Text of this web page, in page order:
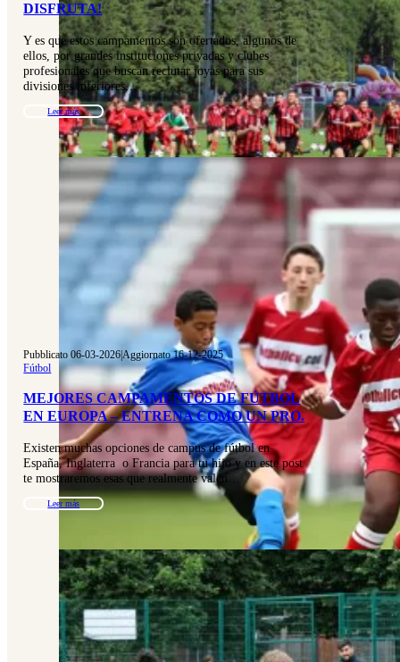
DISFRUTA!
Y es que estos campamentos son ofertados, algunos de
ellos, por grandes instituciones privadas y clubes
profesionales que buscan reclutar joyas para sus
divisiones inferiores…
Leer más
Pubblicato 06-03-2026|Aggiornato 16-12-2025
Fútbol
MEJORES CAMPAMENTOS DE FÚTBOL
EN EUROPA – ENTRENA COMO UN PRO.
Existen muchas opciones de campus de fútbol en
España, Inglaterra o Francia para tu hijo y en este post
te mostraremos esas que realmente valen…
Leer más